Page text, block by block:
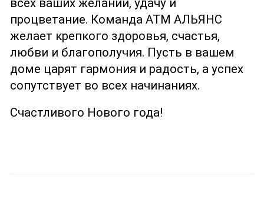
всех ваших желаний, удачу и
процветание. Команда АТМ АЛЬЯНС
желает крепкого здоровья, счастья,
любви и благополучия. Пусть в вашем
доме царят гармония и радость, а успех
сопутствует во всех начинаниях.
Счастливого Нового года!